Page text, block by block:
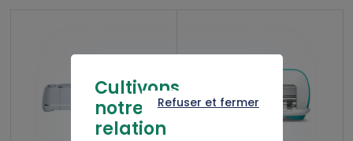
Cultivons
notre
relation
Refuser et fermer